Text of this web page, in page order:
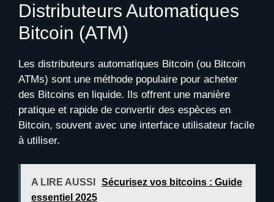
Distributeurs Automatiques
Bitcoin (ATM)
Les distributeurs automatiques Bitcoin (ou Bitcoin
ATMs) sont une méthode populaire pour acheter
des Bitcoins en liquide. Ils offrent une manière
pratique et rapide de convertir des espèces en
Bitcoin, souvent avec une interface utilisateur facile
à utiliser.
A LIRE AUSSI
Sécurisez vos bitcoins : Guide
essentiel 2025